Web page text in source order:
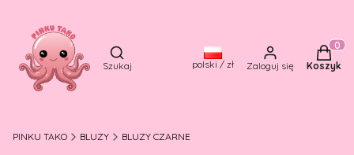
Otwórz wyszukiwarkę
Szukaj polski / zł Zaloguj się Koszyk
PINKU TAKO BLUZY BLUZY CZARNE